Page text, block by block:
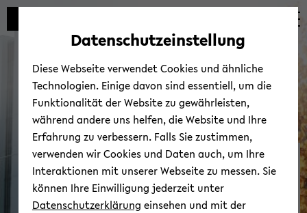
Automatische
vermeiden
zum
wechseln
zum
wechseln
zum
wechseln
Mi­kro­bio­lo­gie in einer da­
ten­ge­steu­er­ten Welt
(MDDW)
Datenschutzeinstellung
Diese Webseite verwendet Cookies und ähnliche
Technologien. Einige davon sind essentiell, um die
Funktionalität der Website zu gewährleisten,
während andere uns helfen, die Website und Ihre
Erfahrung zu verbessern. Falls Sie zustimmen,
verwenden wir Cookies und Daten auch, um Ihre
Interaktionen mit unserer Webseite zu messen. Sie
können Ihre Einwilligung jederzeit unter
Datenschutzerklärung einsehen und mit der